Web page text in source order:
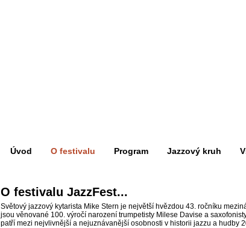
Úvod O festivalu Program Jazzový kruh
O festivalu JazzFest...
Světový jazzový kytarista Mike Stern je největší hvězdou 43. ročníku
jsou věnované 100. výročí narození trumpetisty Milese Davise a
patří mezi nejvlivnější a nejuznávanější osobnosti v historii jazzu a hudby